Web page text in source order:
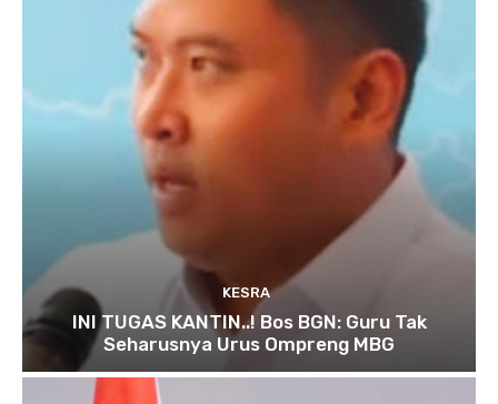
KESRA
INI TUGAS KANTIN..! Bos BGN: Guru Tak
Seharusnya Urus Ompreng MBG